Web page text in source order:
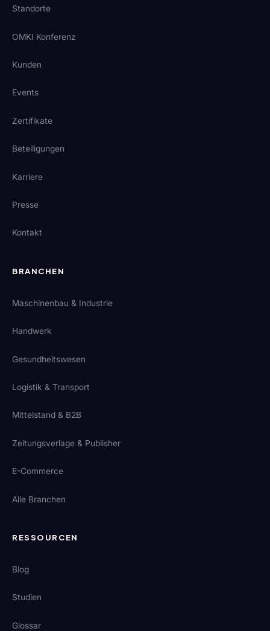
Standorte
OMKI Konferenz
Kunden
Events
Zertifikate
Beteiligungen
Karriere
Presse
Kontakt
BRANCHEN
Maschinenbau & Industrie
Handwerk
Gesundheitswesen
Logistik & Transport
Mittelstand & B2B
Zeitungsverlage & Publisher
E-Commerce
Alle Branchen
RESSOURCEN
Blog
Studien
Glossar